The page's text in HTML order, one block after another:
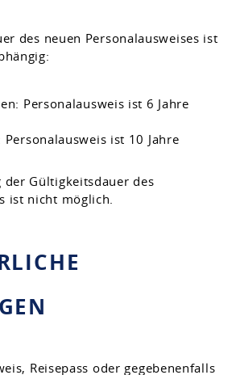
des neuen Personalausweises ist
Personalausweis ist 6 Jahre
Personalausweis ist 10 Jahre
der Gültigkeitsdauer des
ist nicht möglich.
Reisepass oder gegebenenfalls